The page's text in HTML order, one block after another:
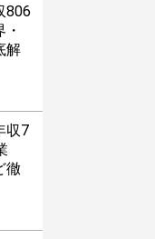
806
解
収7
徹